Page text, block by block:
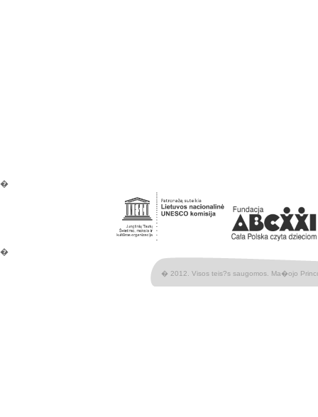
�
�
� 2012. Visos teis?s saugomos. Ma�ojo